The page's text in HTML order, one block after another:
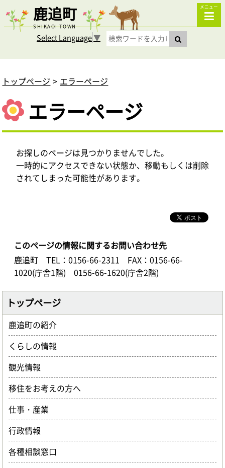
鹿追町
SHIKAOI TOWN
メニュー
Select Language▼
トップページ エラーページ
エラーページ
お探しのページは見つかりませんでした。
一時的にアクセスできない状態か、移動もしくは削除
されてしまった可能性があります。
このページの情報に関するお問い合わせ先
鹿追町
TEL：0156-66-2311
FAX：0156-66-
1020(庁舎1階) 0156-66-1620(庁舎2階)
トップページ
鹿追町の紹介
くらしの情報
観光情報
移住をお考えの方へ
仕事・産業
行政情報
各種相談窓口